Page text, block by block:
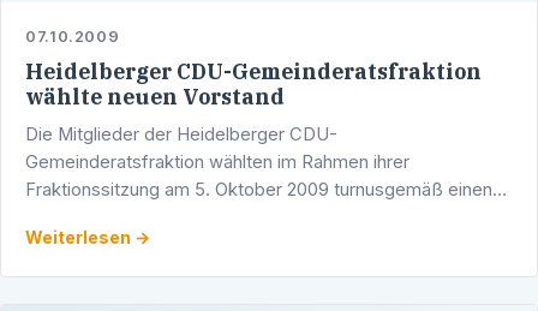
07.10.2009
Heidelberger CDU-Gemeinderatsfraktion
wählte neuen Vorstand
Die Mitglieder der Heidelberger CDU-
Gemeinderatsfraktion wählten im Rahmen ihrer
Fraktionssitzung am 5. Oktober 2009 turnusgemäß einen
Weiterlesen →